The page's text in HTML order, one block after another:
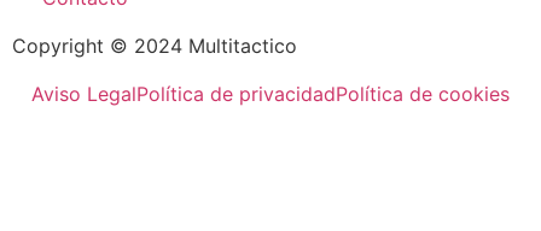
Copyright © 2024 Multitactico
Aviso LegalPolítica de privacidadPolítica de cookies